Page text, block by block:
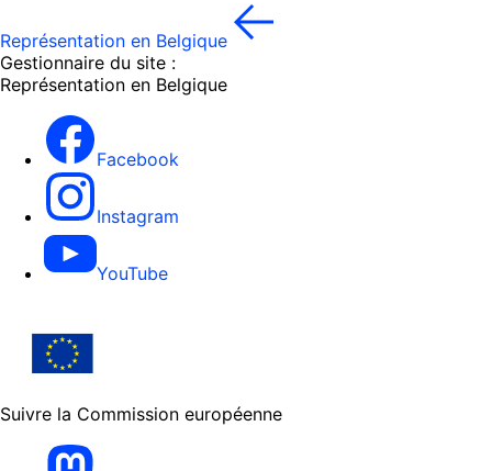
Représentation en Belgique
Gestionnaire du site :
Représentation en Belgique
Facebook
Instagram
YouTube
Suivre la Commission européenne